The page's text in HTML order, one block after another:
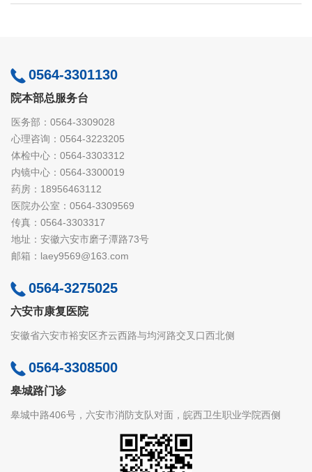
0564-3301130
院本部总服务台
医务部：0564-3309028
心理咨询：0564-3223205
体检中心：0564-3303312
内镜中心：0564-3300019
药房：18956463112
医院办公室：0564-3309569
传真：0564-3303317
地址：安徽六安市磨子潭路73号
邮箱：laey9569@163.com
0564-3275025
六安市康复医院
安徽省六安市裕安区齐云西路与均河路交叉口西北侧
0564-3308500
皋城路门诊
皋城中路406号，六安市消防支队对面，皖西卫生职业学院西侧